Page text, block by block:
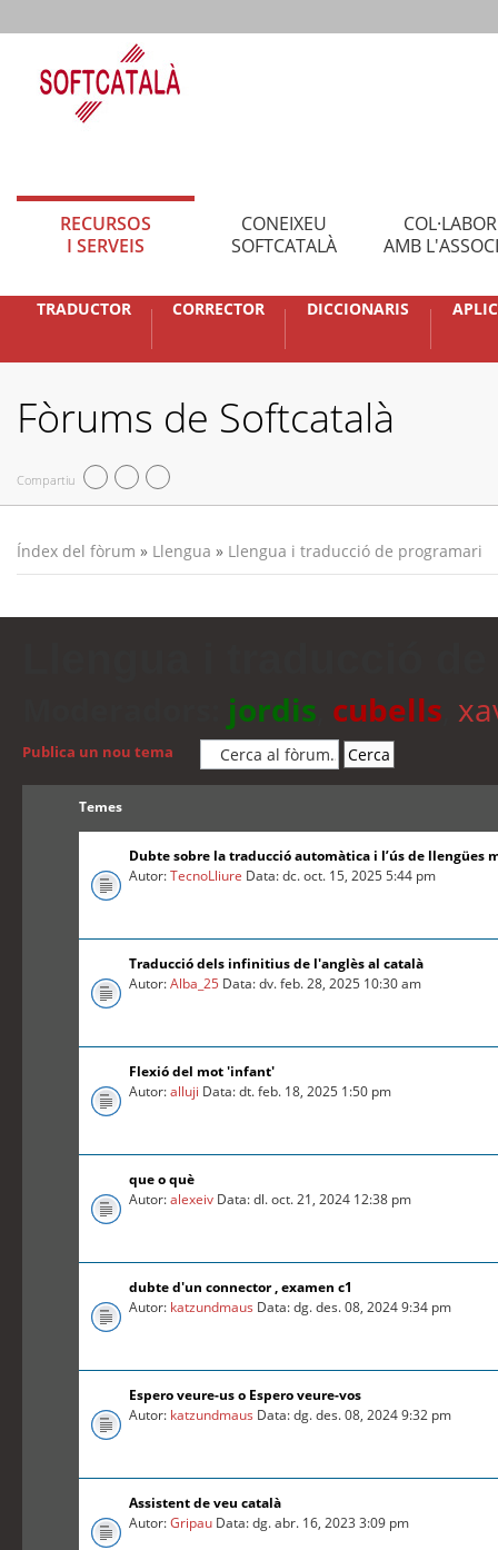
RECURSOS
I SERVEIS
CONEIXEU
SOFTCATALÀ
AMB
TRADUCTOR CORRECTOR DICCIONARIS
Fòrums de Softcatalà
Compartiu
Índex del fòrum » Llengua » Llengua i traducció de programari
jordis cubells
Publica un nou tema
Temes
Dubte sobre la traducció automàtica i l’ús de llengües
Autor:TecnoLliure Data: dc. oct. 15, 2025 5:44 pm
Traducció dels infinitius de l'anglès al català
Autor:Alba_25 Data: dv. feb. 28, 2025 10:30 am
Flexió del mot 'infant'
Autor:alluji Data: dt. feb. 18, 2025 1:50 pm
que o què
Autor:alexeiv Data: dl. oct. 21, 2024 12:38 pm
dubte d'un connector , examen c1
Autor: katzundmaus Data: dg. des. 08, 2024 9:34 pm
Espero veure-us o Espero veure-vos
Autor: katzundmaus Data: dg. des. 08, 2024 9:32 pm
Assistent de veu català
Autor:Gripau Data: dg. abr. 16, 2023 3:09 pm